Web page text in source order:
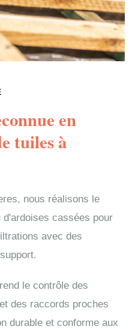
en
tuiles à
nous réalisons le
cassées pour
avec des
le contrôle des
des raccords proches
durable et conforme aux